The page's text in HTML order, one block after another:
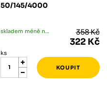
50/145/4000
skladem méně než 5 ks 358 Kč
322 Kč
ks